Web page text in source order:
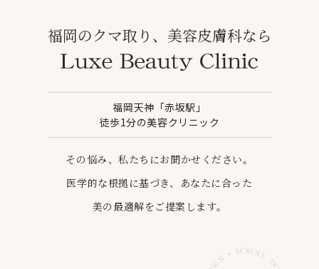
福岡のクマ取り、美容皮膚科なら
福岡天神「赤坂駅」
徒歩1分の美容クリニック
その悩み、私たちにお聞かせください。
医学的な根拠に基づき、あなたに合った
美の最適解をご提案します。